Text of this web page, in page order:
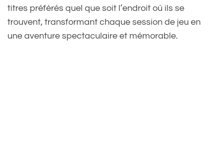
titres préférés quel que soit l’endroit où ils se
trouvent, transformant chaque session de jeu en
une aventure spectaculaire et mémorable.